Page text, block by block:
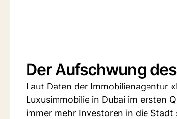
Der Aufschwung
Laut Daten der Immobilienagentur
Luxusimmobilie in Dubai im ersten
immer mehr Investoren in die Stadt